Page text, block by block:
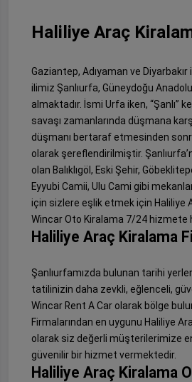
Haliliye Araç
Gaziantep, Adıyaman ve
ilimiz Şanlıurfa, Güneydoğu
almaktadır. İsmi Urfa iken, “Şanlı”
savaşı zamanlarında düşmana
düşmanı bertaraf etmesinden
olarak şereflendirilmiştir.
olan Balıklıgöl, Eski Şehir,
Eyyubi Camii, Ulu Cami gibi
için sizlere eşlik etmek için Haliliye
Wincar Oto Kiralama 7/24 hizmete
Haliliye Araç Kiralama
Şanlıurfamızda bulunan tarihi
tatilinizin daha zevkli, eğlenceli,
Wincar Rent A Car olarak bölge
Firmalarından en uygunu Haliliye
olarak siz değerli müşterilerimize
güvenilir bir hizmet vermektedir.
Haliliye Araç Kiralama